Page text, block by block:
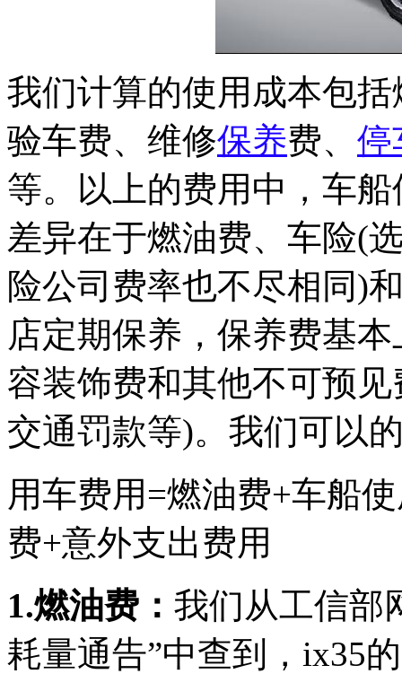
我们计算的使用成本包
验车费、维修保养费、 停
等。以上的费用中，车
差异在于燃油费、车险(
险公司费率也不尽相同)
店定期保养，保养费基
容装饰费和其他不可预
交通罚款等)。我们可以
用车费用=燃油费+车船
费+意外支出费用
1.燃油费： 我们从工信部
耗量通告”中查到，ix35